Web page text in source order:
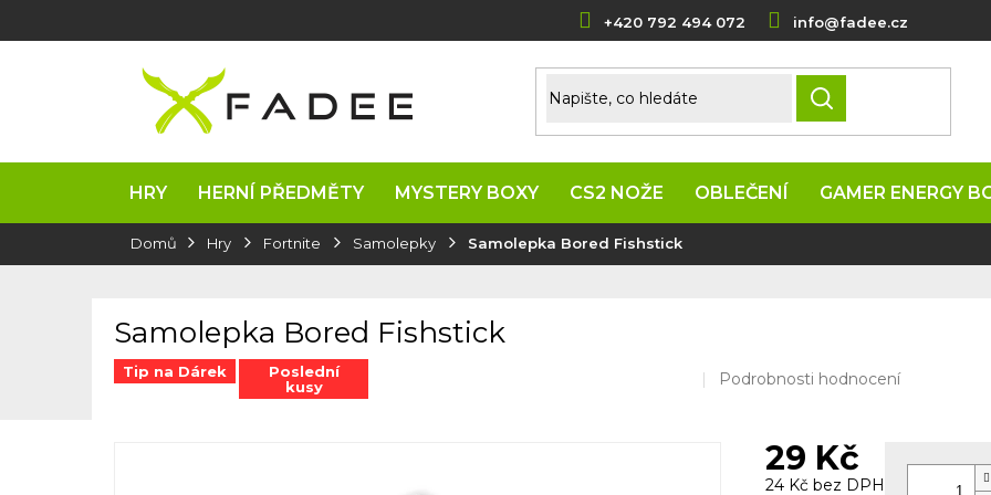
+420 792 494 072 info@fadee.cz
HLEDAT
HRY HERNÍ PŘEDMĚTY MYSTERY BOXY CS2 NOŽE OBLEČENÍ GAMER ENERGY
DomůHry Fortnite Samolepky Samolepka Bored Fishstick
Samolepka Bored Fishstick
Tip na Dárek
Poslední
kusy
Průměrné
Podrobnosti hodnocení
29 Kč
24 Kč bez DPH